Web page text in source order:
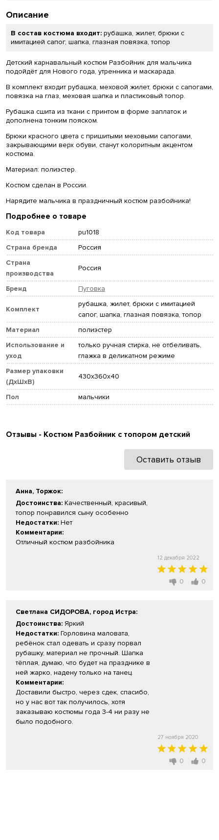
Описание
В состав костюма входит: рубашка, жилет, брюки с
имитацией сапог, шапка, глазная повязка, топор
Детский карнавальный костюм Разбойник для мальчика
подойдёт для Нового года, утренника и маскарада.
В комплект входит рубашка, меховой жилет, брюки с сапогами,
повязка на глаз, меховая шапка и пластиковый топор.
Рубашка сшита из ткани с принтом в форме заплаток и
дополнена тонким пояском.
Брюки красного цвета с пришитыми меховыми сапогами,
закрывающими верх обуви, станут колоритным акцентом
костюма.
Материал: полиэстер.
Костюм сделан в России.
Нарядите мальчика в праздничный костюм разбойника!
Подробнее о товаре
Код товара
pu1018
Страна бренда
Россия
Страна
производства
Россия
Бренд Пуговка
Комплект
рубашка, жилет, брюки с имитацией
сапог, шапка, глазная повязка, топор
Материал
полиэстер
Использование и
уход
только ручная стирка, не отбеливать,
глажка в деликатном режиме
Размер упаковки
(ДхШхВ)
430x360x40
Пол мальчики
Отзывы - Костюм Разбойник с топором детский
Оставить отзыв
Анна, Торжок:
Достоинства: Качественный, красивый,
топор понравился сыну особенно
Недостатки: Нет
Комментарии:
Отличный костюм разбойника
12 декабря 2022
0 0
Светлана СИДОРОВА, город Истра:
Достоинства: Яркий
Недостатки: Горловина маловата,
ребёнок стал одевать и сразу порвал
рубашку, материал не прочный. Шапка
тёплая, думаю, что будет на празднике в
ней жарко, надену только на танец.
Комментарии:
Доставили быстро, через сдек, спасибо,
но у нас вот так получилось, хотя
заказываю костюмы года 3-4 ни разу не
было подобного.
27 ноября 2020
0 0